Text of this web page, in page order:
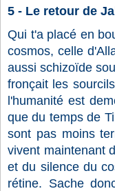
5 - Le retour de
Qui t'a placé en
cosmos, celle
aussi schizoïde
fronçait les
l'humanité est
que du temps de
sont pas moins
vivent maintenant
et du silence du
rétine. Sache